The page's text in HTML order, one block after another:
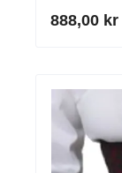
888,00 kr